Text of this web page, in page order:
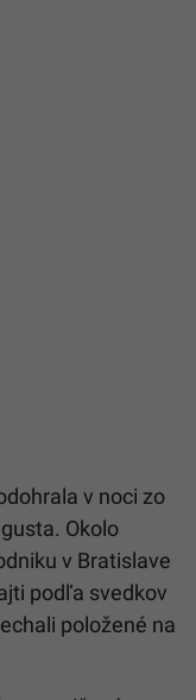
v noci zo
Okolo
v Bratislave
podľa svedkov
položené na